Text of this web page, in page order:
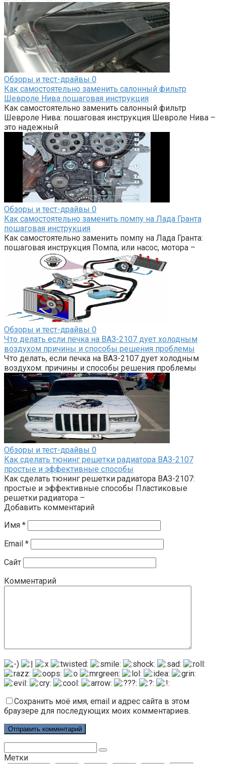
Обзоры и тест-драйвы 0
Как самостоятельно заменить салонный фильтр
Шевроле Нива пошаговая инструкция
Как самостоятельно заменить салонный фильтр
Шевроле Нива: пошаговая инструкция Шевроле Нива –
это надежный
Обзоры и тест-драйвы 0
Как самостоятельно заменить помпу на Лада Гранта
пошаговая инструкция
Как самостоятельно заменить помпу на Лада Гранта:
пошаговая инструкция Помпа, или насос, мотора –
Обзоры и тест-драйвы 0
Что делать если печка на ВАЗ-2107 дует холодным
воздухом причины и способы решения проблемы
Что делать, если печка на ВАЗ-2107 дует холодным
воздухом: причины и способы решения проблемы
Обзоры и тест-драйвы 0
Как сделать тюнинг решетки радиатора ВАЗ-2107
простые и эффективные способы
Как сделать тюнинг решетки радиатора ВАЗ-2107:
простые и эффективные способы Пластиковые
решетки радиатора –
Добавить комментарий
Имя *
Email *
Сайт
Комментарий
Сохранить моё имя, email и адрес сайта в этом
браузере для последующих моих комментариев.
Метки